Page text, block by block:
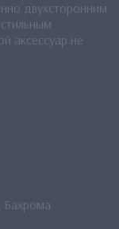
двухсторонним
аксессуар не
Бахрома